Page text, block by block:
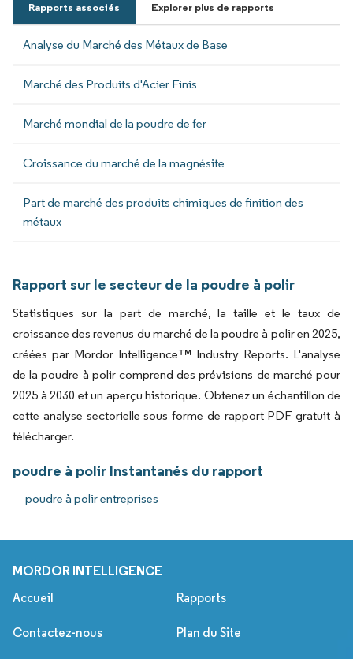
Rapports associés Explorer plus de rapports
Analyse du Marché des Métaux de Base
Marché des Produits d'Acier Finis
Marché mondial de la poudre de fer
Croissance du marché de la magnésite
Part de marché des produits chimiques de finition des
métaux
Rapport sur le secteur de la poudre à polir
Statistiques sur la part de marché, la taille et le taux de
croissance des revenus du marché de la poudre à polir en 2025,
créées par Mordor Intelligence™ Industry Reports. L'analyse
de la poudre à polir comprend des prévisions de marché pour
2025 à 2030 et un aperçu historique. Obtenez un échantillon de
cette analyse sectorielle sous forme de rapport PDF gratuit à
télécharger.
poudre à polir Instantanés du rapport
poudre à polir entreprises
MORDOR INTELLIGENCE
Accueil Rapports
Contactez-nous Plan du Site